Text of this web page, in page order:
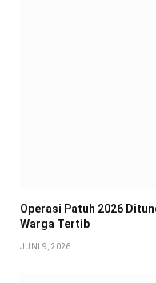
Operasi Patuh 2026
Warga Tertib
JUNI 9, 2026